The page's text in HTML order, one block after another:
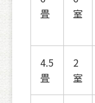
畳
室
4.5
畳
2
室